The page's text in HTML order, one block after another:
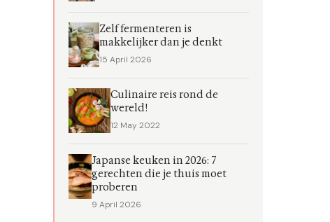
Zelf fermenteren is
makkelijker dan je denkt
15 April 2026
Culinaire reis rond de
wereld!
12 May 2022
Japanse keuken in 2026: 7
gerechten die je thuis moet
proberen
9 April 2026